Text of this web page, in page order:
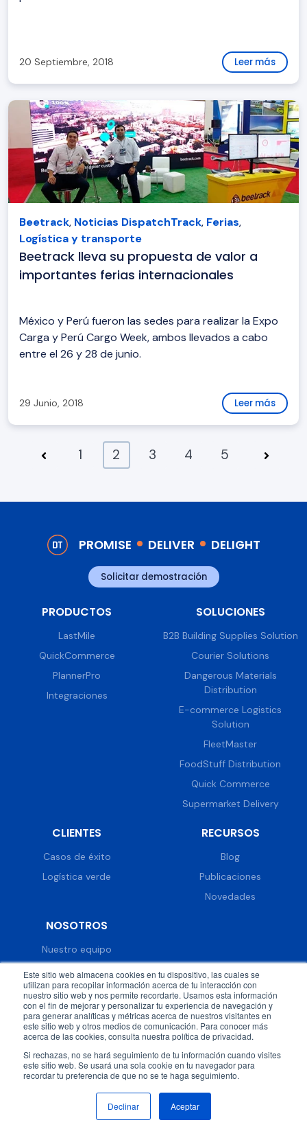
Este sitio web almacena cookies en tu dispositivo, las cuales se
utilizan para recopilar información acerca de tu interacción con
nuestro sitio web y nos permite recordarte. Usamos esta información
con el fin de mejorar y personalizar tu experiencia de navegación y
para generar analíticas y métricas acerca de nuestros visitantes en
este sitio web y otros medios de comunicación. Para conocer más
acerca de las cookies, consulta nuestra política de privacidad.
Si rechazas, no se hará seguimiento de tu información cuando visites
este sitio web. Se usará una sola cookie en tu navegador para
recordar tu preferencia de que no se te haga seguimiento.
Aceptar
Declinar
20 Septiembre, 2018 Leer más
Beetrack, Noticias DispatchTrack, Ferias,
Logística y transporte
Beetrack lleva su propuesta de valor a
importantes ferias internacionales
México y Perú fueron las sedes para realizar la Expo
Carga y Perú Cargo Week, ambos llevados a cabo
entre el 26 y 28 de junio.
29 Junio, 2018 Leer más
1 2 3 4 5
PROMISE DELIVER DELIGHT
Solicitar demostración
PRODUCTOS
LastMile
QuickCommerce
PlannerPro
Integraciones
SOLUCIONES
B2B Building Supplies Solution
Courier Solutions
Dangerous Materials
Distribution
E-commerce Logistics
Solution
FleetMaster
FoodStuff Distribution
Quick Commerce
Supermarket Delivery
CLIENTES
Casos de éxito
Logística verde
RECURSOS
Blog
Publicaciones
Novedades
NOSOTROS
Nuestro equipo
Trabaja con nosotros
Prensa
Eventos
© 2026 DispatchTrack all rights reserved. Política de
privacidad
Términos & condiciones
Síguenos en